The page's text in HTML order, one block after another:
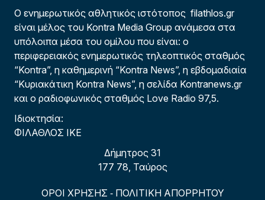
Ο ενημερωτικός αθλητικός ιστότοπος filathlos.gr
είναι μέλος του Kontra Media Group ανάμεσα στα
υπόλοιπα μέσα του ομίλου που είναι: ο
περιφερειακός ενημερωτικός τηλεοπτικός σταθμός
“Kontra”, η καθημερινή “Kontra News”, η εβδομαδιαία
“Κυριακάτικη Kontra News”, η σελίδα Kontranews.gr
και ο ραδιοφωνικός σταθμός Love Radio 97,5.
Ιδιοκτησία:
ΦΙΛΑΘΛΟΣ ΙΚΕ
Δήμητρος 31
177 78, Ταύρος
ΟΡΟΙ ΧΡΗΣΗΣ - ΠΟΛΙΤΙΚΗ ΑΠΟΡΡΗΤΟΥ